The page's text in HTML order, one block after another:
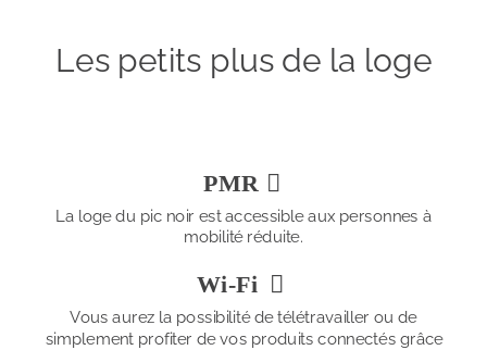
PMR 
La loge du pic noir est accessible aux personnes à
mobilité réduite.
Wi-Fi 
Vous aurez la possibilité de télétravailler ou de
simplement profiter de vos produits connectés grâce
Les petits plus de la loge